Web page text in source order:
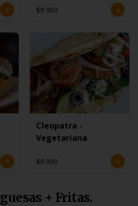
$9.900
Cleopatra -
Vegetariana
$8.900
+ Fritas.